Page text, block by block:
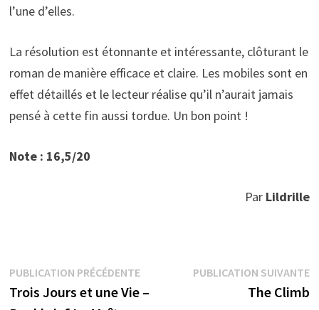
l’une d’elles.
La résolution est étonnante et intéressante, clôturant le
roman de manière efficace et claire. Les mobiles sont en
effet détaillés et le lecteur réalise qu’il n’aurait jamais
pensé à cette fin aussi tordue. Un bon point !
Note : 16,5/20
Par Lildrille
Navigation
de
PUBLICATION PRÉCÉDENTEPublication
précédente :
Trois Jours et une Vie –
PUBLICATION SUIVANTE
The Climb